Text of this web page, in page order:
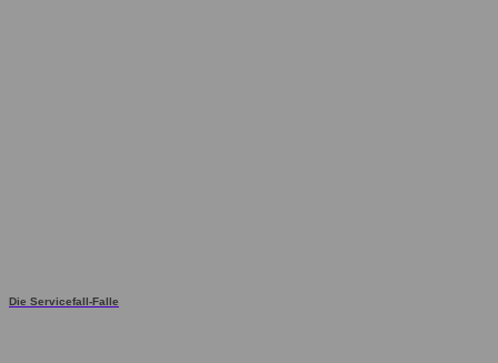
Die Servicefall-Falle